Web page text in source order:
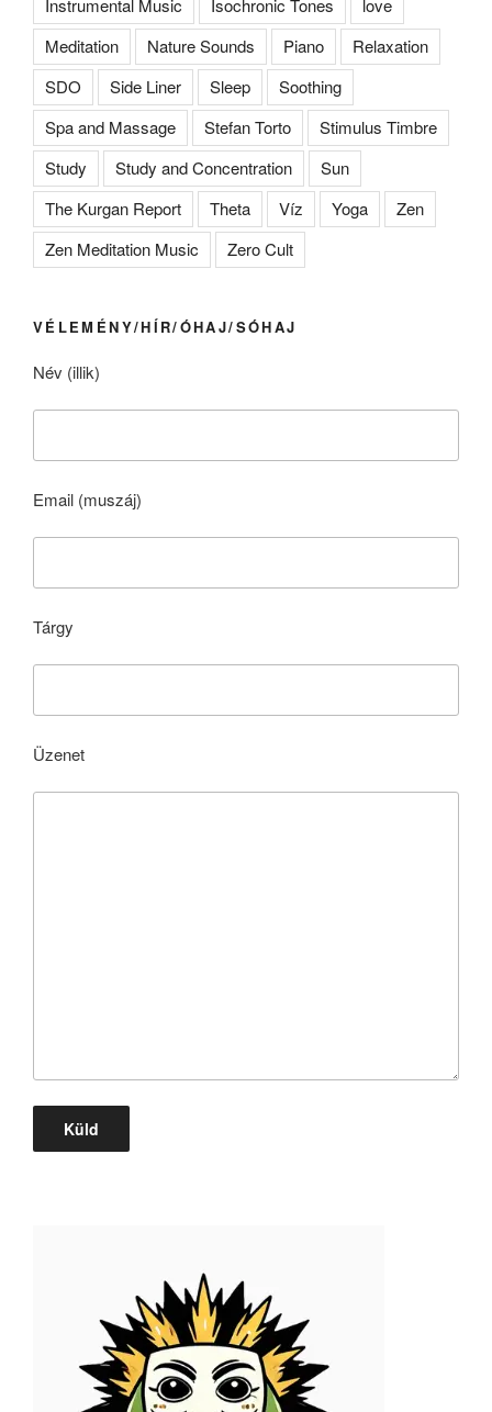
Instrumental Music Isochronic Tones
love
Meditation
Nature Sounds Piano
Relaxation
SDO
Side Liner Sleep
Soothing
Spa and Massage
Stefan Torto
Stimulus Timbre
Study
Study and Concentration
Sun
The Kurgan Report
Theta Víz Yoga
Zen
Zen Meditation Music
Zero Cult
VÉLEMÉNY/HÍR/ÓHAJ/SÓHAJ
Név (illik)
Email (muszáj)
Tárgy
Üzenet